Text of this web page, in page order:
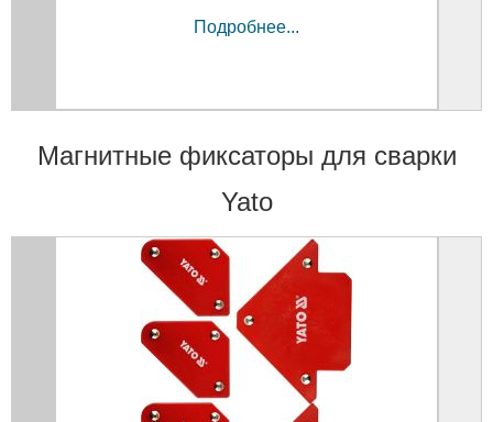
Подробнее...
Магнитные фиксаторы для сварки
Yato